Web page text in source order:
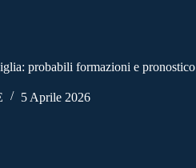
probabili formazioni e pronostico
5 Aprile 2026